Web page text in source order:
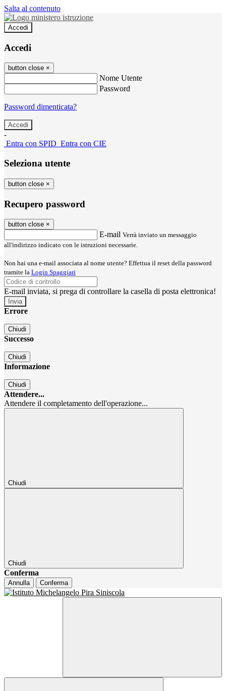
Salta al contenuto
Accedi
Accedi
button close ×
Nome Utente
Password
Password dimenticata?
-
Entra con SPID Entra con CIE
Seleziona utente
button close ×
Recupero password
button close ×
E-mail Verrà inviato un messaggio
all'indirizzo indicato con le istruzioni necessarie.
Non hai una e-mail associata al nome utente? Effettua il reset della password
tramite la Login Spaggiari
E-mail inviata, si prega di controllare la casella di posta elettronica!
Errore
Chiudi
Successo
Chiudi
Informazione
Chiudi
Attendere...
Attendere il completamento dell'operazione...
Chiudi
Chiudi
Conferma
Annulla Conferma